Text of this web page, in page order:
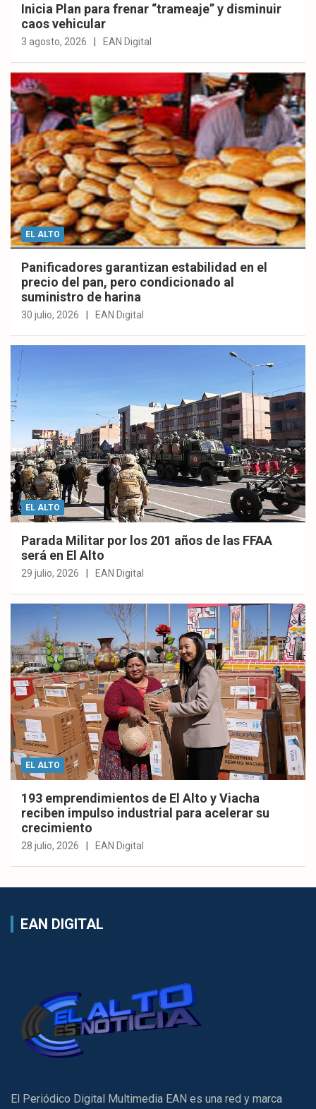
Inicia Plan para frenar “trameaje” y disminuir
caos vehicular
3 agosto, 2026 EAN Digital
EL ALTO
Panificadores garantizan estabilidad en el
precio del pan, pero condicionado al
suministro de harina
30 julio, 2026 EAN Digital
EL ALTO
Parada Militar por los 201 años de las FFAA
será en El Alto
29 julio, 2026 EAN Digital
EL ALTO
193 emprendimientos de El Alto y Viacha
reciben impulso industrial para acelerar su
crecimiento
28 julio, 2026 EAN Digital
EAN DIGITAL
El Periódico Digital Multimedia EAN es una red y marca